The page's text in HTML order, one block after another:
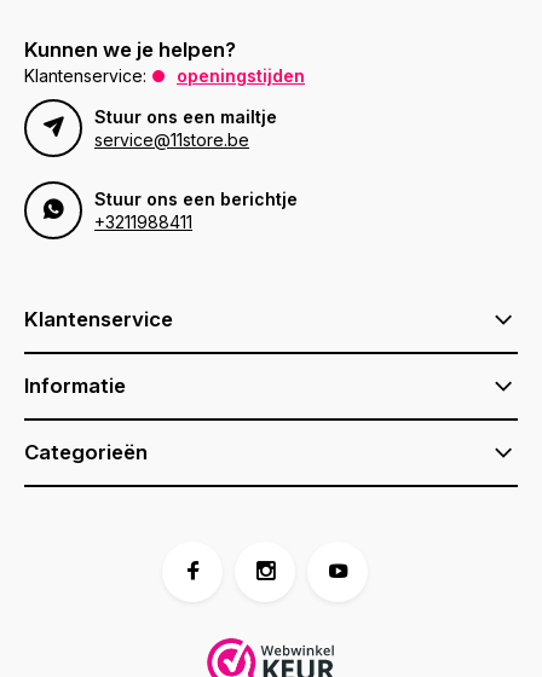
Kunnen we je helpen?
Klantenservice:
openingstijden
Stuur ons een mailtje
service@11store.be
Stuur ons een berichtje
+3211988411
Klantenservice
Informatie
Categorieën